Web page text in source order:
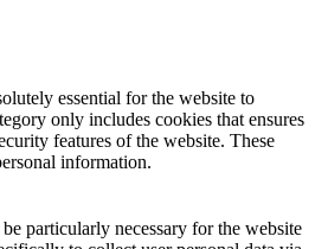
essential for the website to
only includes cookies that ensures
features of the website. These
information.
particularly necessary for the website